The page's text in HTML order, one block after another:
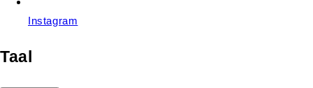
Instagram
Taal